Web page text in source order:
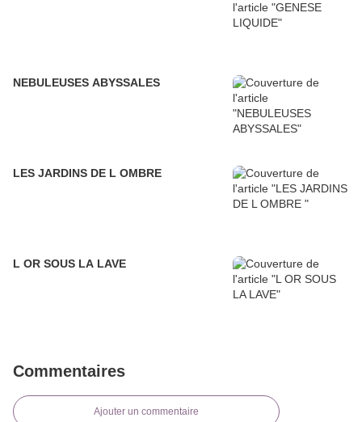
NEBULEUSES ABYSSALES
LES JARDINS DE L OMBRE
L OR SOUS LA LAVE
Commentaires
Ajouter un commentaire